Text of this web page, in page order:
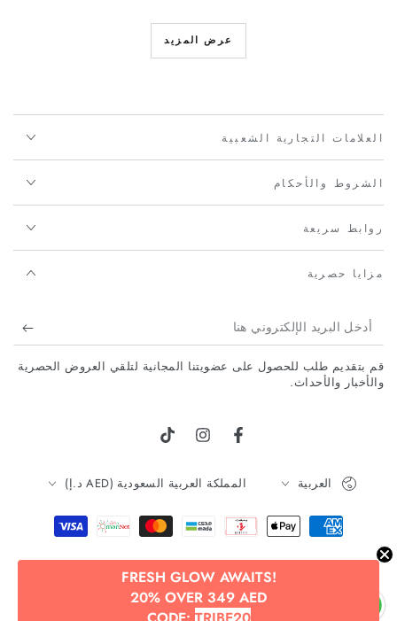
عرض المزيد
العلامات التجارية الشعبية
الشروط والأحكام
روابط سريعة
مزايا حصرية
أدخل
البريد
الإلكتروني
قم بتقديم طلب للحصول على عضويتنا المجانية لتلقي العروض الحصرية
والأخبار والأحداث.
فيسبوكانستجرامتيك توك
Beauty Tribe. جميع الحقوق محفوظة.
مدعوم من شوبيفاي
العربية
المنطقة
المملكة العربية السعودية (AED د.إ)
الدفع
FRESH GLOW AWAITS!
20% OVER 349 AED